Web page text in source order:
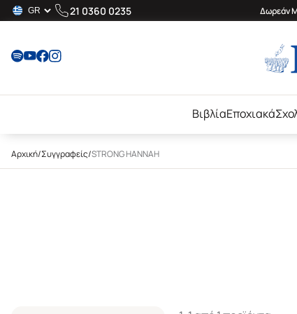
21 0360 0235 Δωρεάν
ΒιβλίαΕποχιακά
Αρχική/Συγγραφείς/STRONG HANNAH